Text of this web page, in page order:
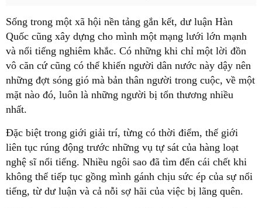
Sống trong một xã hội nền tảng gắn kết, dư luận Hàn
Quốc cũng xây dựng cho mình một mạng lưới lớn mạnh
và nổi tiếng nghiêm khắc. Có những khi chỉ một lời đồn
vô căn cứ cũng có thể khiến người dân nước này dậy nên
những đợt sóng gió mà bản thân người trong cuộc, về một
mặt nào đó, luôn là những người bị tổn thương nhiều
nhất.
Đặc biệt trong giới giải trí, từng có thời điểm, thế giới
liên tục rúng động trước những vụ tự sát của hàng loạt
nghệ sĩ nổi tiếng. Nhiều ngôi sao đã tìm đến cái chết khi
không thể tiếp tục gồng mình gánh chịu sức ép của sự nổi
tiếng, từ dư luận và cả nỗi sợ hãi của việc bị lãng quên.